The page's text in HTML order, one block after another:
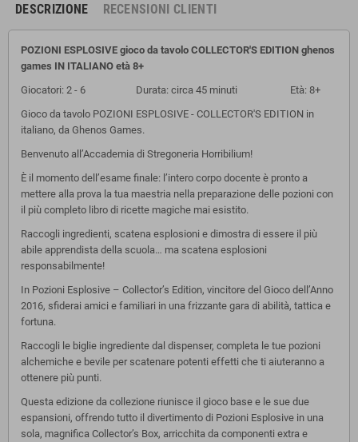
DESCRIZIONE RECENSIONI CLIENTI
POZIONI ESPLOSIVE gioco da tavolo COLLECTOR'S EDITION ghenos
games IN ITALIANO età 8+
Giocatori: 2 - 6 Durata: circa 45 minuti Età: 8+
Gioco da tavolo POZIONI ESPLOSIVE - COLLECTOR'S EDITION in
italiano, da Ghenos Games.
Benvenuto all’Accademia di Stregoneria Horribilium!
È il momento dell’esame finale: l’intero corpo docente è pronto a
mettere alla prova la tua maestria nella preparazione delle pozioni con
il più completo libro di ricette magiche mai esistito.
Raccogli ingredienti, scatena esplosioni e dimostra di essere il più
abile apprendista della scuola… ma scatena esplosioni
responsabilmente!
In Pozioni Esplosive – Collector’s Edition, vincitore del Gioco dell’Anno
2016, sfiderai amici e familiari in una frizzante gara di abilità, tattica e
fortuna.
Raccogli le biglie ingrediente dal dispenser, completa le tue pozioni
alchemiche e bevile per scatenare potenti effetti che ti aiuteranno a
ottenere più punti.
Questa edizione da collezione riunisce il gioco base e le sue due
espansioni, offrendo tutto il divertimento di Pozioni Esplosive in una
sola, magnifica Collector’s Box, arricchita da componenti extra e